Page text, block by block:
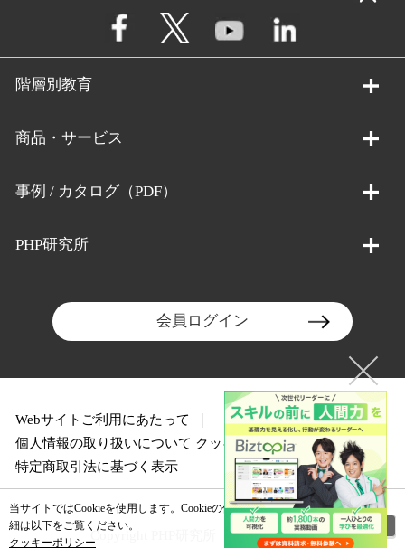
階層別教育
商品・サービス
事例 / カタログ（PDF）
PHP研究所
会員ログイン
Webサイトご利用にあたって
個人情報の取り扱いについて クッキーポリシー
特定商取引法に基づく表示
Copyright PHP研究所 All rights reserved.
当サイトではCookieを使用します。Cookieの使用に関する詳
細は以下をご覧ください。
クッキーポリシー
閉じる